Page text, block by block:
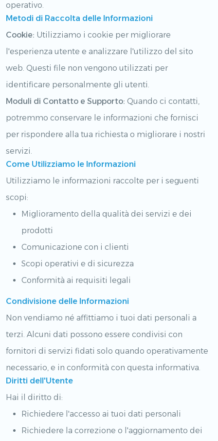
operativo.
Metodi di Raccolta delle Informazioni
Cookie: Utilizziamo i cookie per migliorare
l'esperienza utente e analizzare l'utilizzo del sito
web. Questi file non vengono utilizzati per
identificare personalmente gli utenti.
Moduli di Contatto e Supporto: Quando ci contatti,
potremmo conservare le informazioni che fornisci
per rispondere alla tua richiesta o migliorare i nostri
servizi.
Come Utilizziamo le Informazioni
Utilizziamo le informazioni raccolte per i seguenti
scopi:
Miglioramento della qualità dei servizi e dei
prodotti
Comunicazione con i clienti
Scopi operativi e di sicurezza
Conformità ai requisiti legali
Condivisione delle Informazioni
Non vendiamo né affittiamo i tuoi dati personali a
terzi. Alcuni dati possono essere condivisi con
fornitori di servizi fidati solo quando operativamente
necessario, e in conformità con questa informativa.
Diritti dell'Utente
Hai il diritto di:
Richiedere l'accesso ai tuoi dati personali
Richiedere la correzione o l'aggiornamento dei